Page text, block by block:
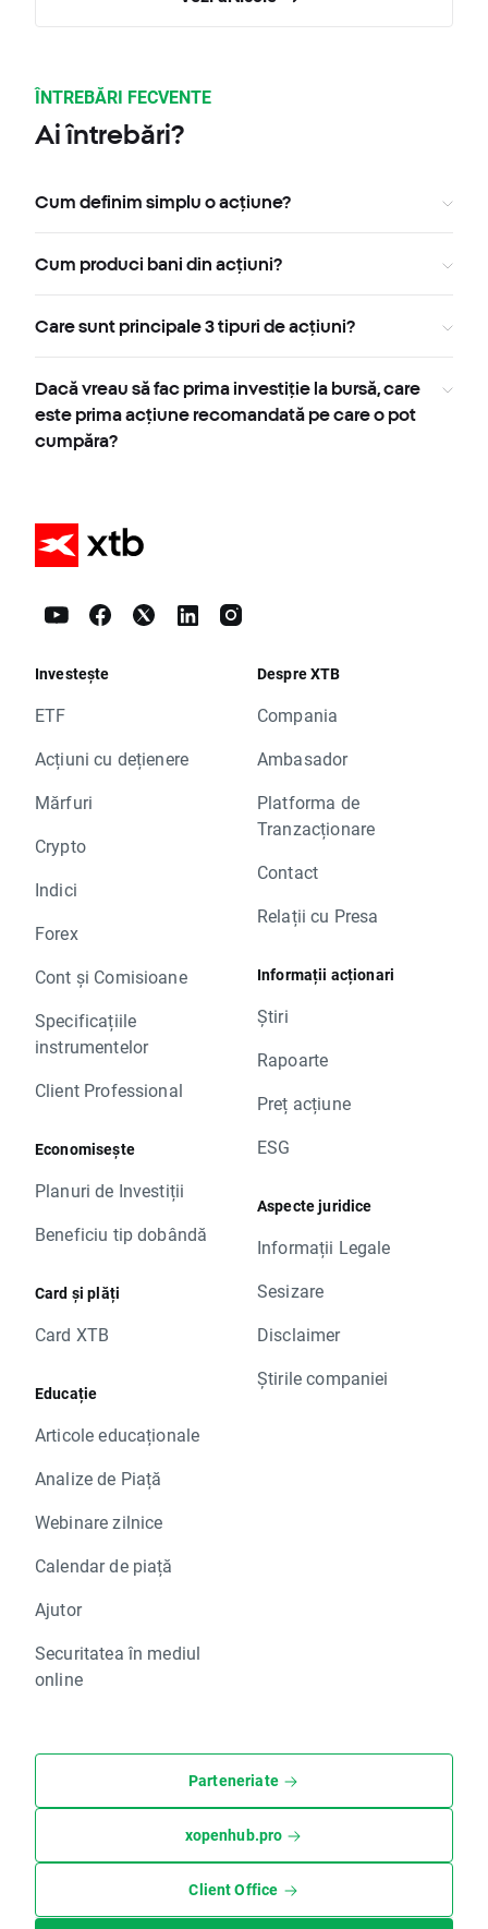
ÎNTREBĂRI FECVENTE
Ai întrebări?
Cum definim simplu o acțiune?
Cum produci bani din acțiuni?
Care sunt principale 3 tipuri de acțiuni?
Dacă vreau să fac prima investiție la bursă, care
este prima acțiune recomandată pe care o pot
cumpăra?
Investește
ETF
Acțiuni cu dețienere
Mărfuri
Crypto
Indici
Forex
Cont și Comisioane
Specificațiile
instrumentelor
Client Professional
Economisește
Planuri de Investiții
Beneficiu tip dobândă
Card și plăți
Card XTB
Educație
Articole educaționale
Analize de Piață
Webinare zilnice
Calendar de piață
Ajutor
Securitatea în mediul
online
Despre XTB
Compania
Ambasador
Platforma de
Tranzacționare
Contact
Relații cu Presa
Informații acționari
Știri
Rapoarte
Preț acțiune
ESG
Aspecte juridice
Informații Legale
Sesizare
Disclaimer
Știrile companiei
Parteneriate
xopenhub.pro
Client Office